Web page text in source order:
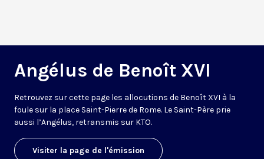
Angélus de Benoît XVI
Retrouvez sur cette page les allocutions de Benoît XVI à la
foule sur la place Saint-Pierre de Rome. Le Saint-Père prie
aussi l’Angélus, retransmis sur KTO.
Visiter la page de l'émission